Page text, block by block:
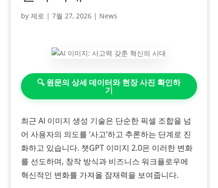
by 제로 | 7월 27, 2026| News
🔍 원문의 상세 데이터와 현장 사진 확인하
기
최근 AI 이미지 생성 기술은 단순한 픽셀 조합을 넘
어 사용자의 의도를 ‘사고’하고 추론하는 단계로 진
화하고 있습니다. 챗GPT 이미지 2.0은 이러한 변화
를 선도하며, 창작 방식과 비즈니스 워크플로우에
혁신적인 변화를 가져올 잠재력을 보여줍니다.